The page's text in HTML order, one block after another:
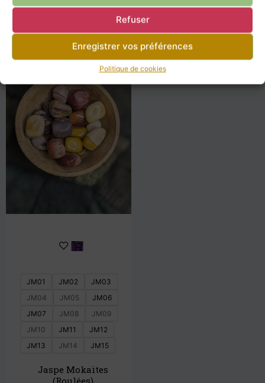
Refuser
Enregistrer vos préférences
Politique de cookies
Jaspe Mokaïtes
(roulées)
JM01 JM02
JM03
JM04
JM05
JM06
JM07
JM08
JM09
JM10
JM11
JM12
JM13
JM14 JM15